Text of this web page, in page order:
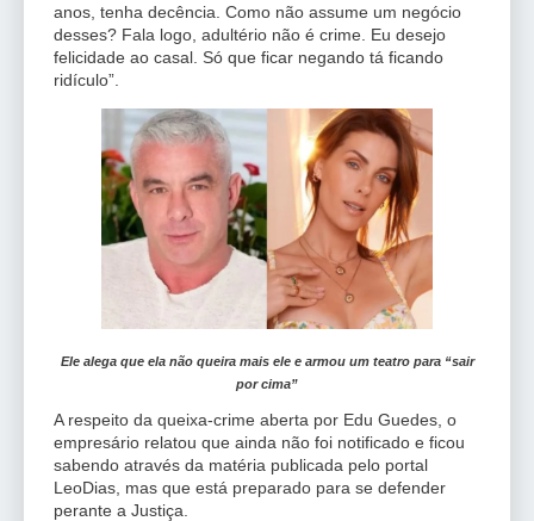
anos, tenha decência. Como não assume um negócio
desses? Fala logo, adultério não é crime. Eu desejo
felicidade ao casal. Só que ficar negando tá ficando
ridículo”.
Ele alega que ela não queira mais ele e armou um teatro para “sair
por cima”
A respeito da queixa-crime aberta por Edu Guedes, o
empresário relatou que ainda não foi notificado e ficou
sabendo através da matéria publicada pelo portal
LeoDias, mas que está preparado para se defender
perante a Justiça.